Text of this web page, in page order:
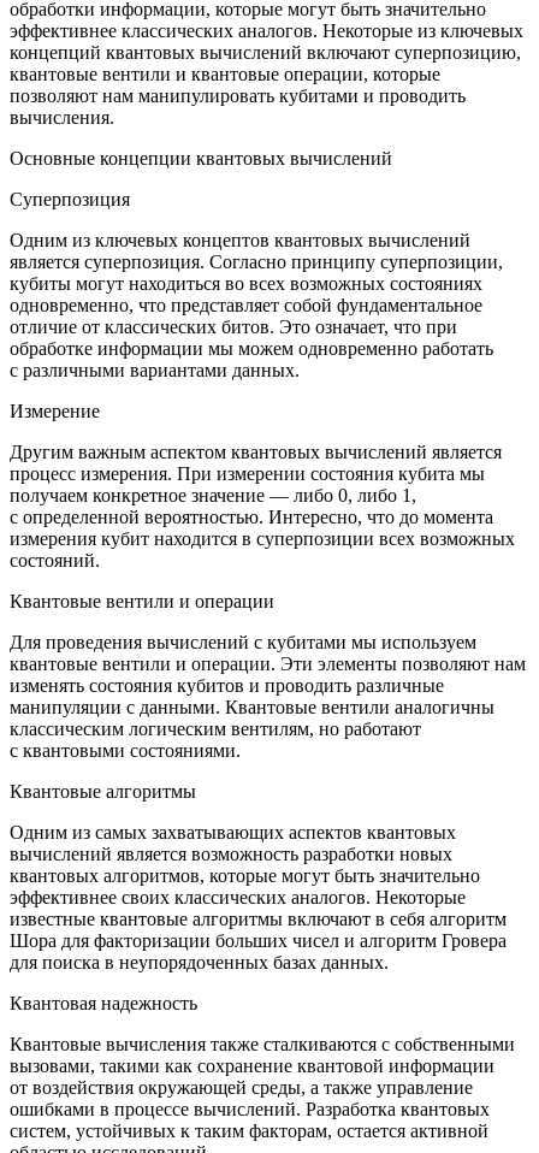
обработки информации, которые могут быть значительно
эффективнее классических аналогов. Некоторые из ключевых
концепций квантовых вычислений включают суперпозицию,
квантовые вентили и квантовые операции, которые
позволяют нам манипулировать кубитами и проводить
вычисления.
Основные концепции квантовых вычислений
Суперпозиция
Одним из ключевых концептов квантовых вычислений
является суперпозиция. Согласно принципу суперпозиции,
кубиты могут находиться во всех возможных состояниях
одновременно, что представляет собой фундаментальное
отличие от классических битов. Это означает, что при
обработке информации мы можем одновременно работать
с различными вариантами данных.
Измерение
Другим важным аспектом квантовых вычислений является
процесс измерения. При измерении состояния кубита мы
получаем конкретное значение — либо 0, либо 1,
с определенной вероятностью. Интересно, что до момента
измерения кубит находится в суперпозиции всех возможных
состояний.
Квантовые вентили и операции
Для проведения вычислений с кубитами мы используем
квантовые вентили и операции. Эти элементы позволяют нам
изменять состояния кубитов и проводить различные
манипуляции с данными. Квантовые вентили аналогичны
классическим логическим вентилям, но работают
с квантовыми состояниями.
Квантовые алгоритмы
Одним из самых захватывающих аспектов квантовых
вычислений является возможность разработки новых
квантовых алгоритмов, которые могут быть значительно
эффективнее своих классических аналогов. Некоторые
известные квантовые алгоритмы включают в себя алгоритм
Шора для факторизации больших чисел и алгоритм Гровера
для поиска в неупорядоченных базах данных.
Квантовая надежность
Квантовые вычисления также сталкиваются с собственными
вызовами, такими как сохранение квантовой информации
от воздействия окружающей среды, а также управление
ошибками в процессе вычислений. Разработка квантовых
систем, устойчивых к таким факторам, остается активной